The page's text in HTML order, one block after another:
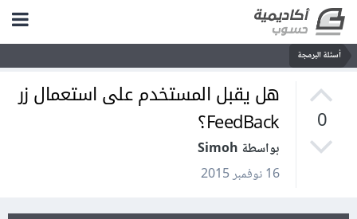
أسئلة البرمجة
0
هل يقبل المستخدم على استعمال زر
FeedBack؟
بواسطة Simoh
16 نوفمبر 2015